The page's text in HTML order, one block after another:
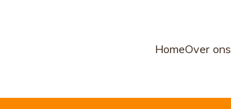
HomeOver ons